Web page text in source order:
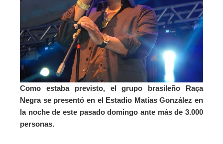
Como estaba previsto, el grupo brasileño Raça
Negra se presentó en el Estadio Matías González en
la noche de este pasado domingo ante más de 3.000
personas.